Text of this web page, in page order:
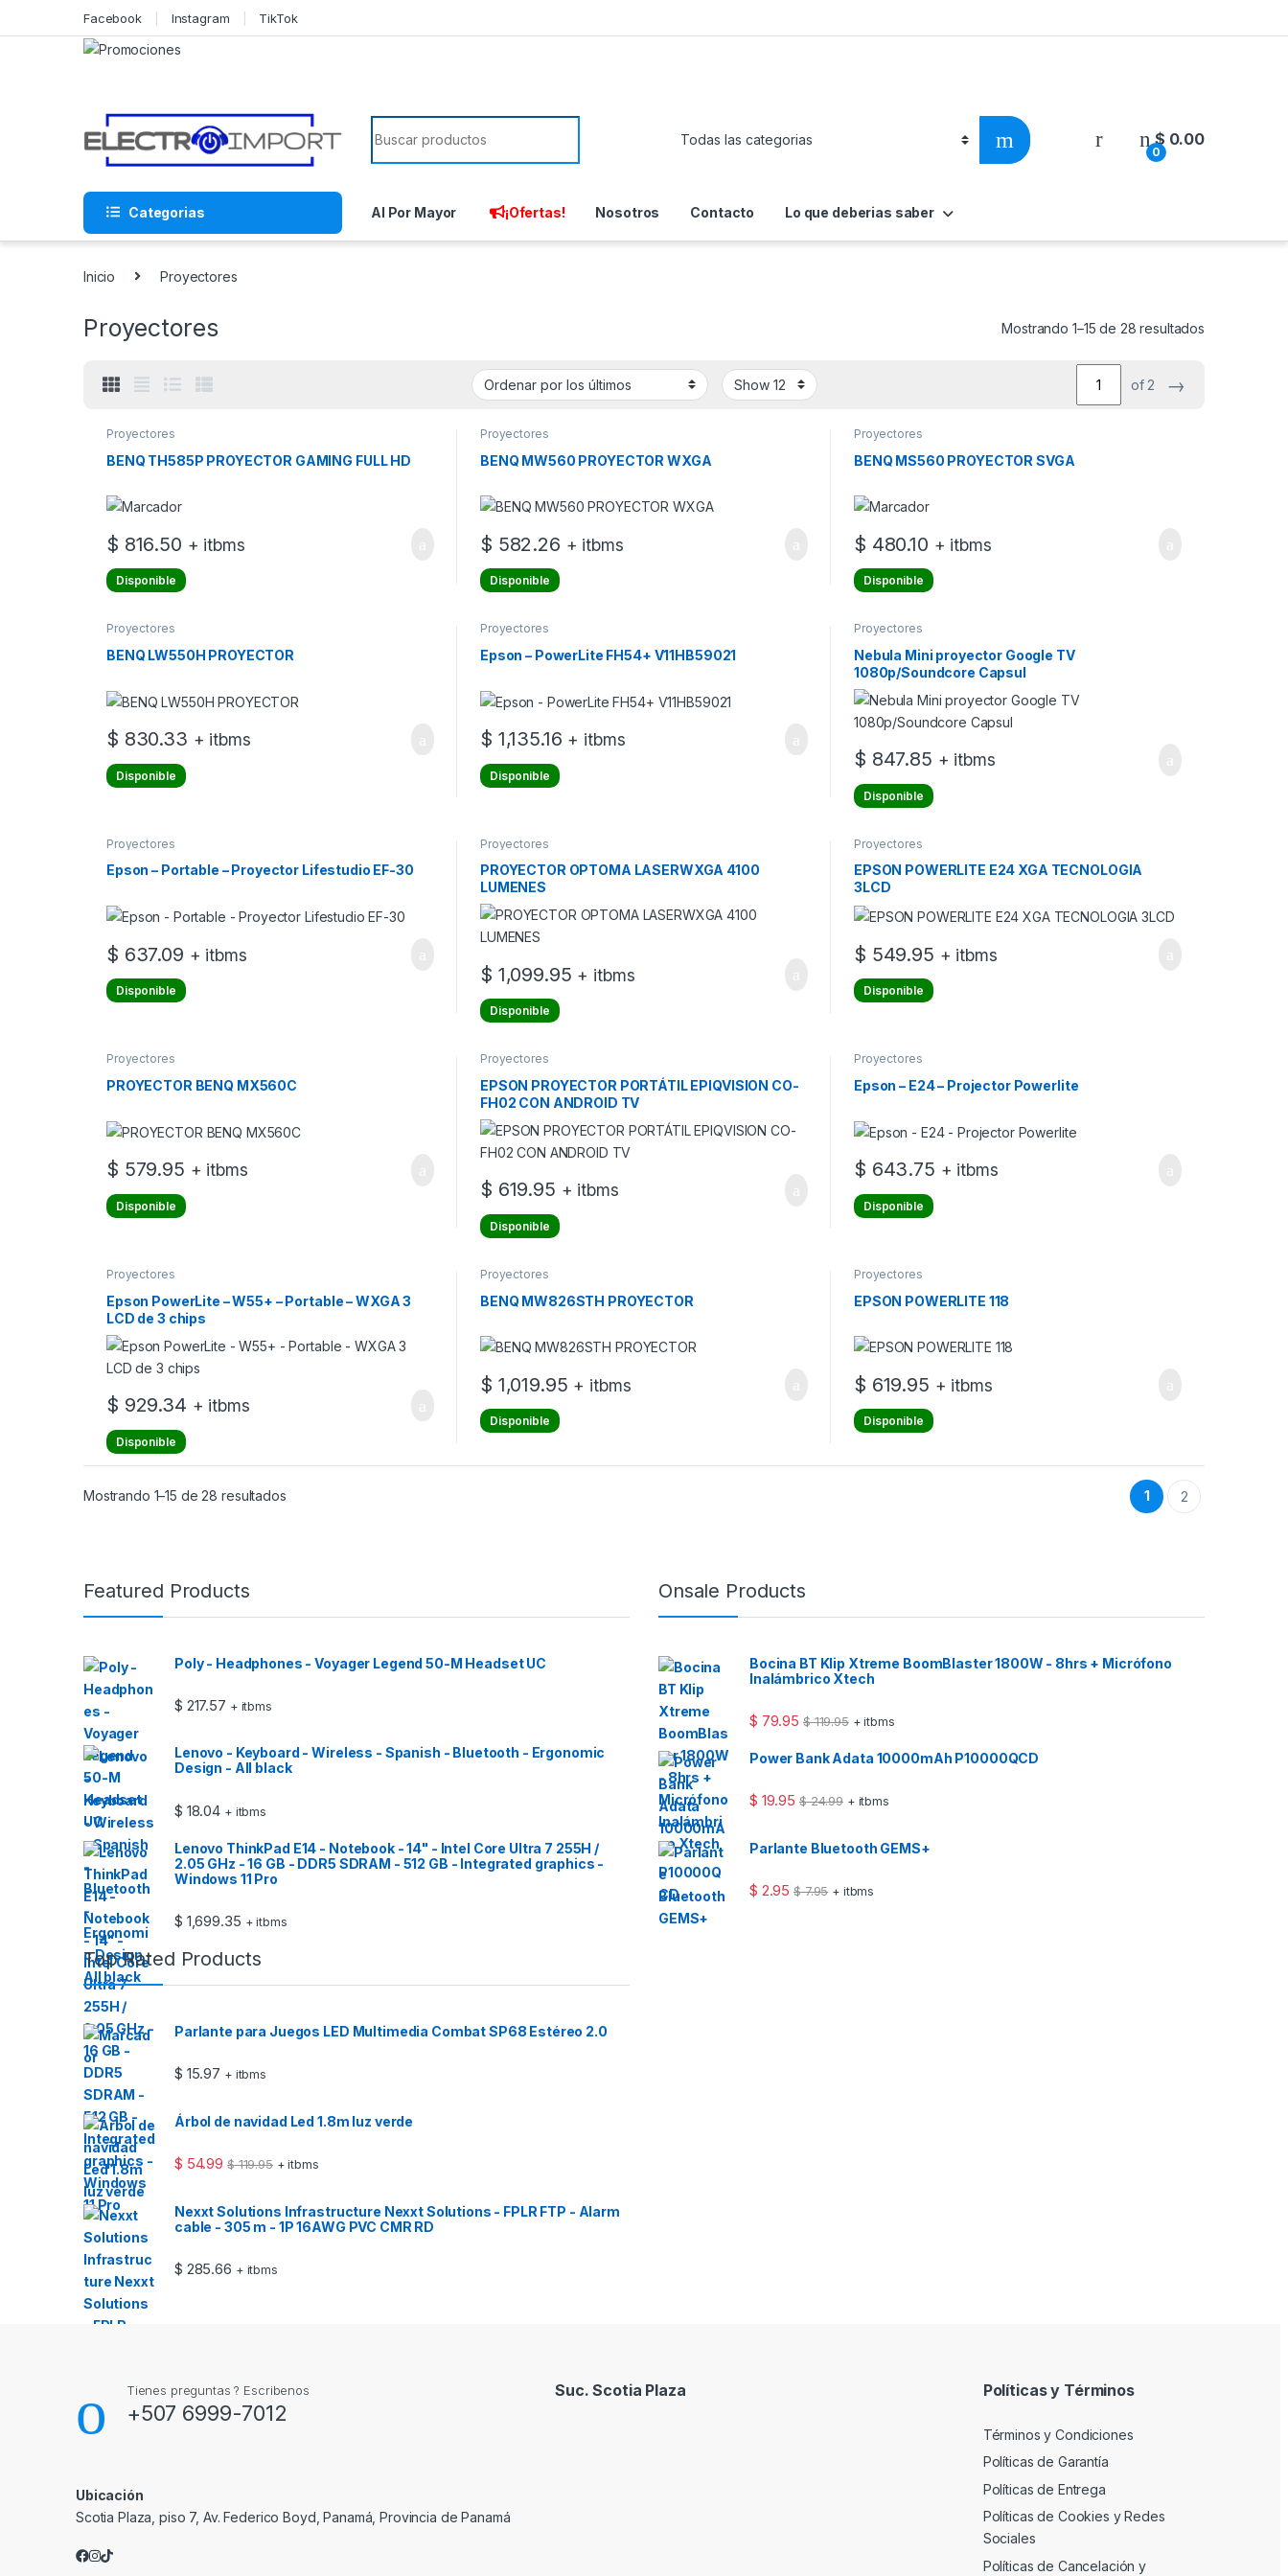
Facebook Instagram TikTok
Search for:
0
$ 0.00
Categorias Al Por Mayor ¡Ofertas! Nosotros Contacto Lo que deberias saber
Inicio Proyectores
Proyectores Mostrando 1–15 de 28 resultados
of 2 →
Proyectores
BENQ TH585P PROYECTOR GAMING FULL HD
$ 816.50 + itbms
Disponible
Proyectores
BENQ MW560 PROYECTOR WXGA
$ 582.26 + itbms
Disponible
Proyectores
BENQ MS560 PROYECTOR SVGA
$ 480.10 + itbms
Disponible
Proyectores
BENQ LW550H PROYECTOR
$ 830.33 + itbms
Disponible
Proyectores
Epson – PowerLite FH54+ V11HB59021
$ 1,135.16 + itbms
Disponible
Proyectores
Nebula Mini proyector Google TV
1080p/Soundcore Capsul
$ 847.85 + itbms
Disponible
Proyectores
Epson – Portable – Proyector Lifestudio EF-30
$ 637.09 + itbms
Disponible
Proyectores
PROYECTOR OPTOMA LASERWXGA 4100
LUMENES
$ 1,099.95 + itbms
Disponible
Proyectores
EPSON POWERLITE E24 XGA TECNOLOGIA
3LCD
$ 549.95 + itbms
Disponible
Proyectores
PROYECTOR BENQ MX560C
$ 579.95 + itbms
Disponible
Proyectores
EPSON PROYECTOR PORTÁTIL EPIQVISION CO-
FH02 CON ANDROID TV
$ 619.95 + itbms
Disponible
Proyectores
Epson – E24 – Projector Powerlite
$ 643.75 + itbms
Disponible
Proyectores
Epson PowerLite – W55+ – Portable – WXGA 3
LCD de 3 chips
$ 929.34 + itbms
Disponible
Proyectores
BENQ MW826STH PROYECTOR
$ 1,019.95 + itbms
Disponible
Proyectores
EPSON POWERLITE 118
$ 619.95 + itbms
Disponible
Mostrando 1–15 de 28 resultadosOrdenado por los últimos 1 2
Featured Products
Poly - Headphones - Voyager Legend 50-M Headset UC
$ 217.57 + itbms
Lenovo - Keyboard - Wireless - Spanish - Bluetooth - Ergonomic
Design - All black
$ 18.04 + itbms
Lenovo ThinkPad E14 - Notebook - 14" - Intel Core Ultra 7 255H /
2.05 GHz - 16 GB - DDR5 SDRAM - 512 GB - Integrated graphics -
Windows 11 Pro
$ 1,699.35 + itbms
Onsale Products
Bocina BT Klip Xtreme BoomBlaster 1800W - 8hrs + Micrófono
Inalámbrico Xtech
$ 79.95 $119.95 + itbms
Power Bank Adata 10000mAh P10000QCD
$ 19.95 $24.99 + itbms
Parlante Bluetooth GEMS+
$ 2.95 $7.95 + itbms
Top Rated Products
Parlante para Juegos LED Multimedia Combat SP68 Estéreo 2.0
$ 15.97 + itbms
Árbol de navidad Led 1.8m luz verde
$ 54.99 $119.95 + itbms
Nexxt Solutions Infrastructure Nexxt Solutions - FPLR FTP - Alarm
cable - 305 m - 1P 16AWG PVC CMR RD
$ 285.66 + itbms
Tienes preguntas ? Escribenos
+507 6999-7012
Ubicación
Scotia Plaza, piso 7, Av. Federico Boyd, Panamá, Provincia de Panamá
Suc. Scotia Plaza Políticas y Términos
Términos y Condiciones
Políticas de Garantía
Políticas de Entrega
Políticas de Cookies y Redes
Sociales
Políticas de Cancelación y